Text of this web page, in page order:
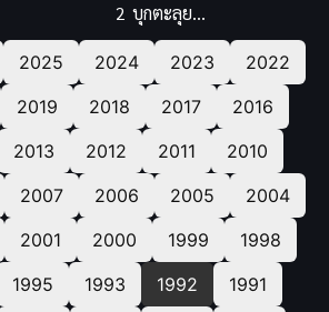
2025 2024 2023
2022
2019 2018 2017
2016
2013 2012 2011
2010
2007 2006 2005
2004
2001 2000 1999
1998
1995 1993 1992
1991
2 บุกตะลุย
พากย์ไทย รัน
ม่าไอ้หนุ่มกังฟู
สุดยอดการ
ต่อสู้